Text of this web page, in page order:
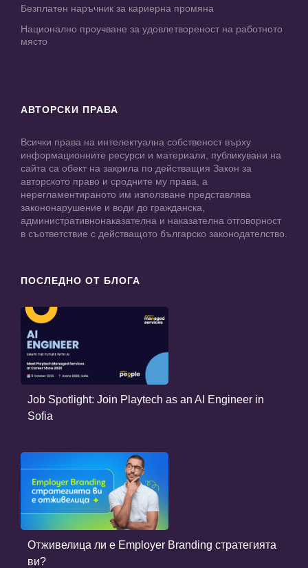
Безплатен наръчник за кариерна промяна
Национално проучване за удовлетвореност на работното
място
АВТОРСКИ ПРАВА
Всички права на интелектуална собственост върху
информационните ресурси и материали, публикувани на
сайта са обект на закрила по действащия Закон за
авторското право и сродните му права, а
нерегламентираното им използване представлява
закононарушение и води до гражданска,
административнонаказателна и наказателна отговорност
в съответствие с действащото българско законодателство.
ПОСЛЕДНО ОТ БЛОГА
Job Spotlight: Join Playtech as an AI Engineer in
Sofia
Отживелица ли е Employer Branding стратегията
ви?